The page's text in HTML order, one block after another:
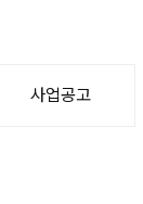
사업공고